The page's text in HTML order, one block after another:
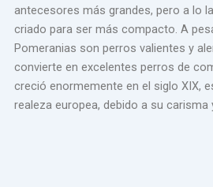
antecesores más grandes, pero a lo
criado para ser más compacto. A
Pomeranias son perros valientes y
convierte en excelentes perros de
creció enormemente en el siglo XIX,
realeza europea, debido a su carisma